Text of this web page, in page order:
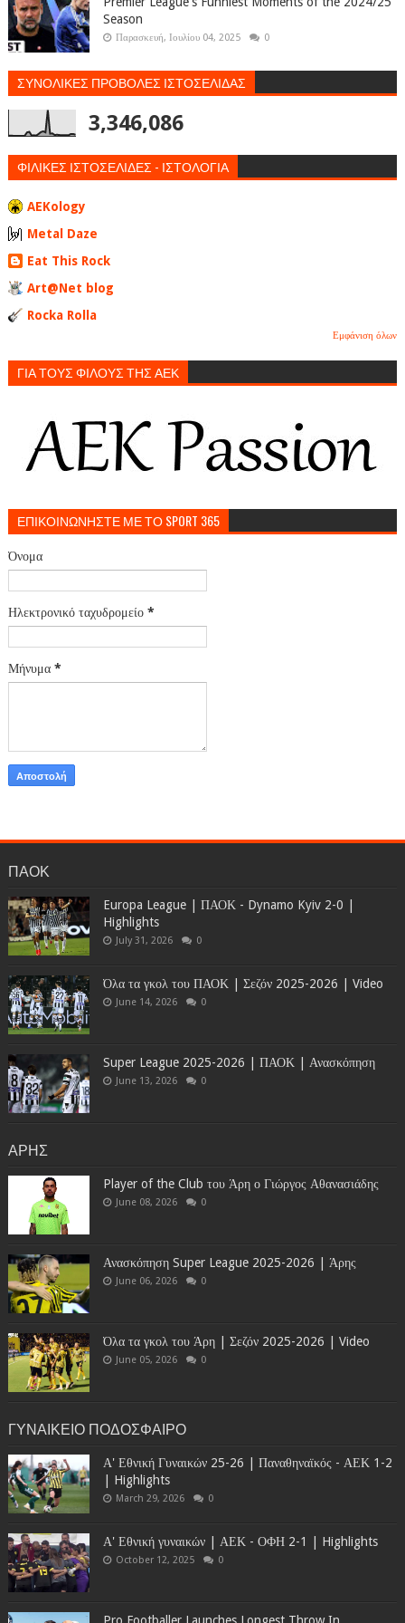
Season
Παρασκευή, Ιουλίου 04, 2025 0
ΣΥΝΟΛΙΚΕΣ ΠΡΟΒΟΛΕΣ ΙΣΤΟΣΕΛΙΔΑΣ
3,346,086
ΦΙΛΙΚΕΣ ΙΣΤΟΣΕΛΙΔΕΣ - ΙΣΤΟΛΟΓΙΑ
AEKology
Metal Daze
Eat This Rock
Art@Net blog
Rocka Rolla
Εμφάνιση όλων
ΓΙΑ ΤΟΥΣ ΦΙΛΟΥΣ ΤΗΣ ΑΕΚ
ΕΠΙΚΟΙΝΩΝΗΣΤΕ ΜΕ ΤΟ SPORT 365
Όνομα
Ηλεκτρονικό ταχυδρομείο *
Μήνυμα *
ΠΑΟΚ
Europa League | ΠΑΟΚ - Dynamo Kyiv 2-0 |
Highlights
July 31, 2026 0
Όλα τα γκολ του ΠΑΟΚ | Σεζόν 2025-2026 | Video
June 14, 2026 0
Super League 2025-2026 | ΠΑΟΚ | Ανασκόπηση
June 13, 2026 0
ΑΡΗΣ
Player of the Club του Άρη ο Γιώργος Αθανασιάδης
June 08, 2026 0
Ανασκόπηση Super League 2025-2026 | Άρης
June 06, 2026 0
Όλα τα γκολ του Άρη | Σεζόν 2025-2026 | Video
June 05, 2026 0
ΓΥΝΑΙΚΕΙΟ ΠΟΔΟΣΦΑΙΡΟ
Α' Εθνική Γυναικών 25-26 | Παναθηναϊκός - ΑΕΚ 1-2
| Highlights
March 29, 2026 0
Α' Εθνική γυναικών | ΑΕΚ - ΟΦΗ 2-1 | Highlights
October 12, 2025 0